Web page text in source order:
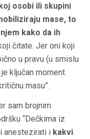
osobi ili skupini
mase, to
kako da ih
čitate. Jer oni koji
u pravu (u smislu
ključan moment.
masu”.
sam brojnim
“Dečkima iz
anestezirati i kakvi